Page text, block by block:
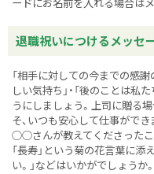
ードにお名前を入れる場合は
退職祝いにつけるメッセ
「相手に対しての今までの感謝
しい気持ち」・「後のことは私
うにしましょう。上司に贈る
そ、いつも安心して仕事がで
○○さんが教えてくださったこ
「長寿」という菊の花言葉に
い。」などはいかがでしょうか。